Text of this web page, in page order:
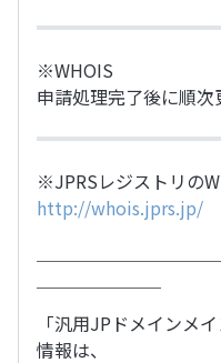
※WHOIS
申請処理完了後に順次
※JPRSレジストリの
http://whois.jprs.jp/
「汎用JPドメインメ
情報は、